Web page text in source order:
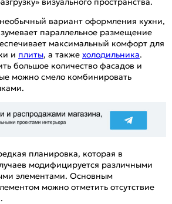
вариант оформления кухни,
параллельное размещение
максимальный комфорт для
и плиты, а также холодильника.
большое количество фасадов и
можно смело комбинировать
планировка, которая в
модифицируется различными
элементами. Основным
можно отметить отсутствие